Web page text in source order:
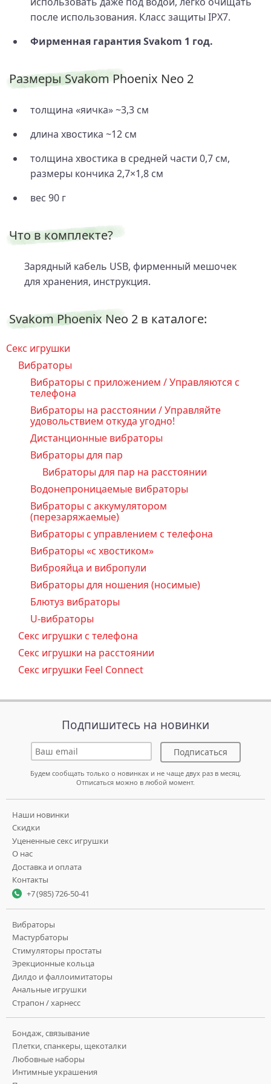
после использования. Класс защиты IPX7.
Фирменная гарантия Svakom 1 год.
Размеры Svakom Phoenix Neo 2
толщина «яичка» ~3,3 см
длина хвостика ~12 см
толщина хвостика в средней части 0,7 см,
размеры кончика 2,7×1,8 см
вес 90 г
Что в комплекте?
Зарядный кабель USB, фирменный мешочек
для хранения, инструкция.
Svakom Phoenix Neo 2 в каталоге:
Секс игрушки
Вибраторы
Вибраторы с приложением / Управляются с
телефона
Вибраторы на расстоянии / Управляйте
удовольствием откуда угодно!
Дистанционные вибраторы
Вибраторы для пар
Вибраторы для пар на расстоянии
Водонепроницаемые вибраторы
Вибраторы с аккумулятором
(перезаряжаемые)
Вибраторы с управлением с телефона
Вибраторы «с хвостиком»
Виброяйца и вибропули
Вибраторы для ношения (носимые)
Блютуз вибраторы
U-вибраторы
Секс игрушки с телефона
Секс игрушки на расстоянии
Секс игрушки Feel Connect
Подпишитесь на новинки
Подписаться
Будем сообщать только о новинках и не чаще двух раз в месяц.
Отписаться можно в любой момент.
Наши новинки
Скидки
Уцененные секс игрушки
О нас
Доставка и оплата
Контакты
+7 (985) 726-50-41
Вибраторы
Мастурбаторы
Стимуляторы простаты
Эрекционные кольца
Дилдо и фаллоимитаторы
Анальные игрушки
Страпон / харнесс
Бондаж, связывание
Плетки, спанкеры, щекоталки
Любовные наборы
Интимные украшения